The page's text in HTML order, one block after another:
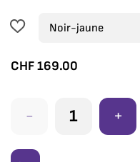
CHF169.00
- +